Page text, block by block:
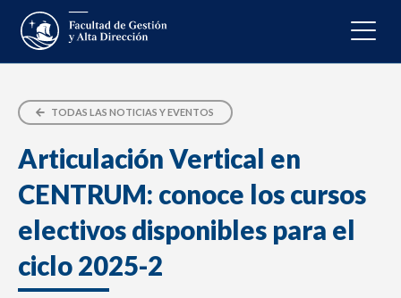
TODAS LAS NOTICIAS Y EVENTOS
Articulación Vertical en
CENTRUM: conoce los cursos
electivos disponibles para el
ciclo 2025-2